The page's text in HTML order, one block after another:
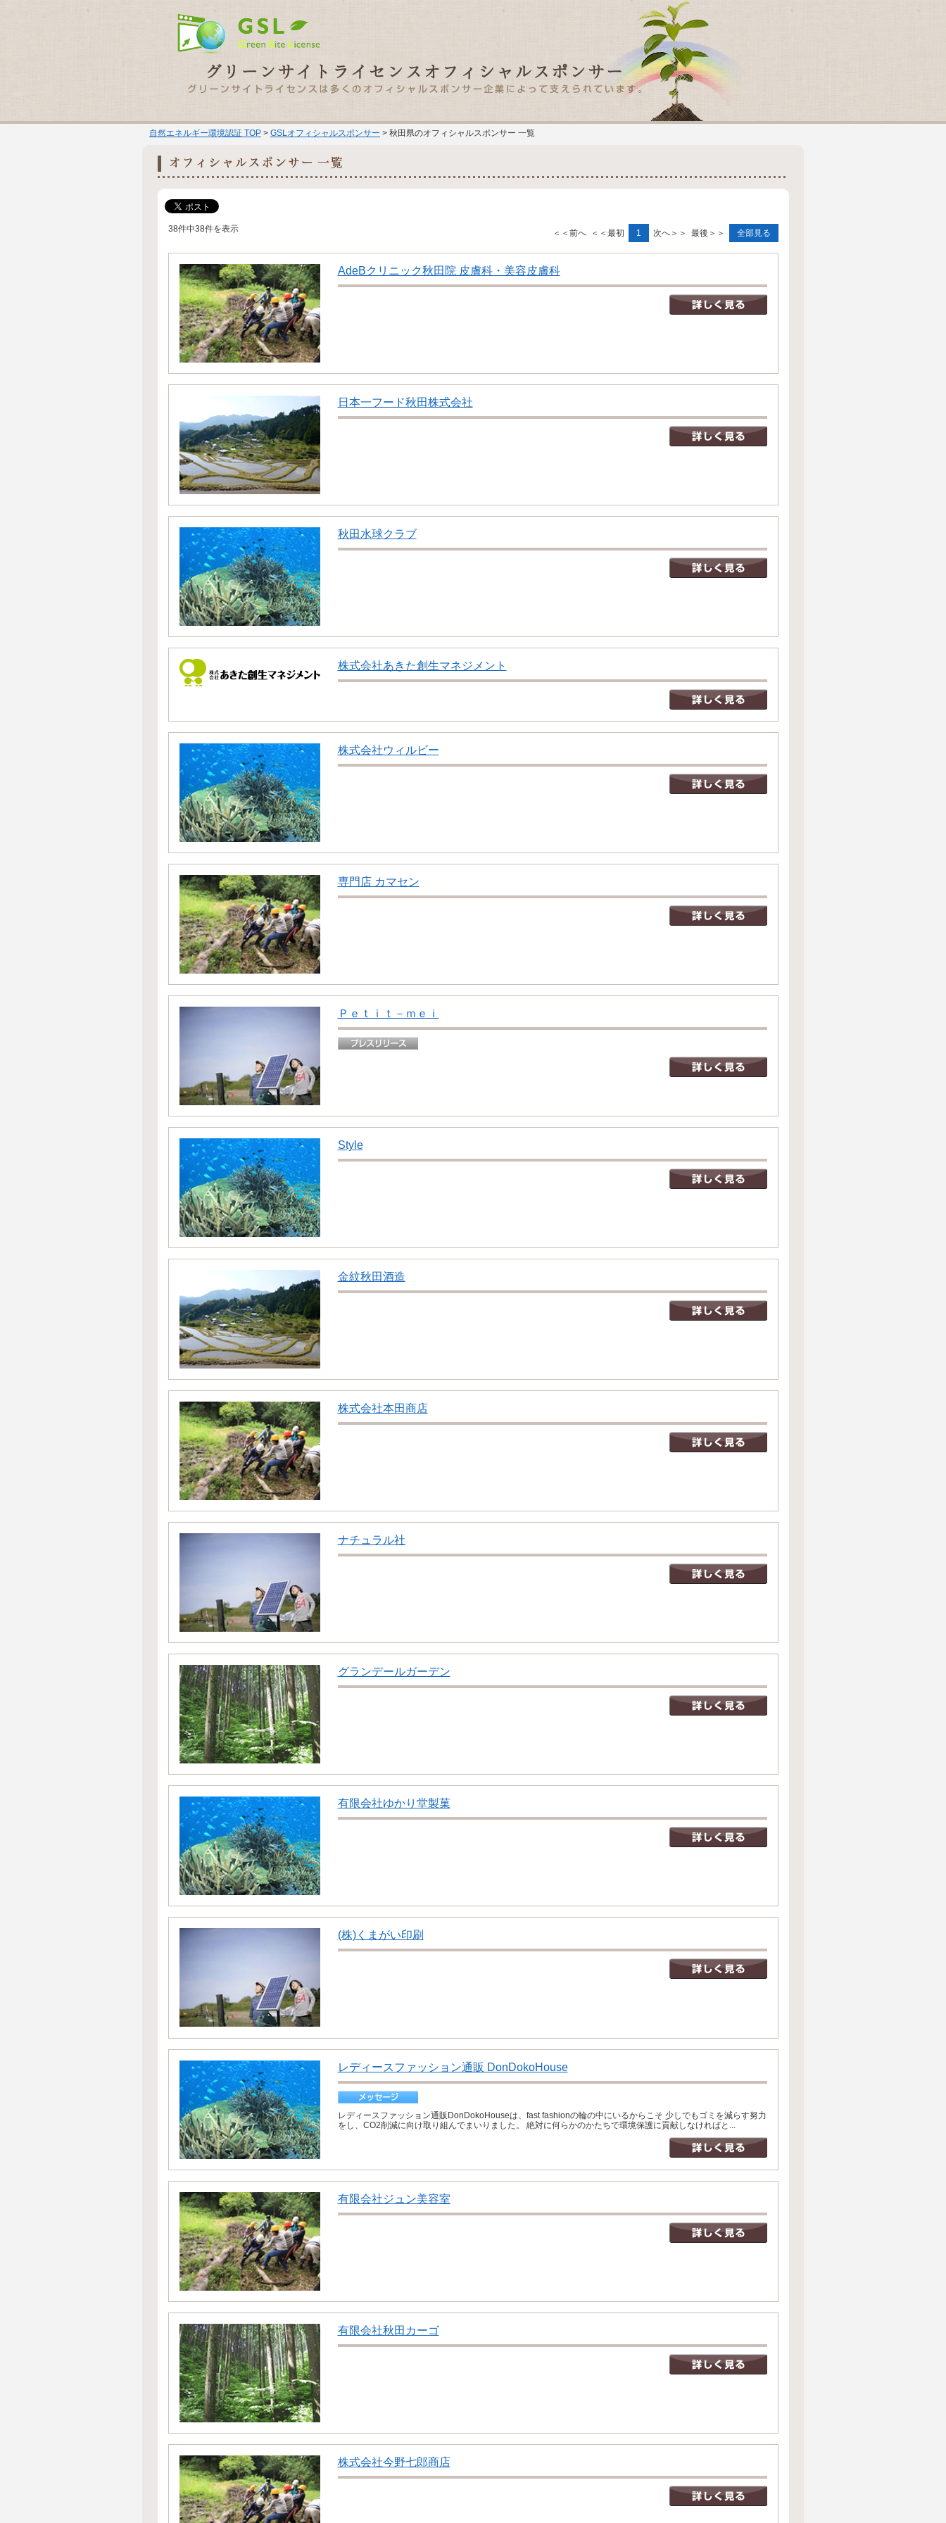
自然エネルギー環境認証 TOP > GSLオフィシャルスポンサー > 秋田県のオフィシャルスポンサー 一覧
38件中38件を表示 全部見る
＜＜前へ ＜＜最初 1 次へ＞＞ 最後＞＞
AdeBクリニック秋田院 皮膚科・美容皮膚科
日本一フード秋田株式会社
秋田水球クラブ
株式会社あきた創生マネジメント
株式会社ウィルビー
専門店 カマセン
Ｐｅｔｉｔ－ｍｅｉ
Style
金紋秋田酒造
株式会社本田商店
ナチュラル社
グランデールガーデン
有限会社ゆかり堂製菓
(株)くまがい印刷
レディースファッション通販 DonDokoHouse
レディースファッション通販DonDokoHouseは、fast fashionの輪の中にいるからこそ 少しでもゴミを減らす努力
をし、CO2削減に向け取り組んでまいりました。 絶対に何らかのかたちで環境保護に貢献しなければと...
有限会社ジュン美容室
有限会社秋田カーゴ
株式会社今野七郎商店